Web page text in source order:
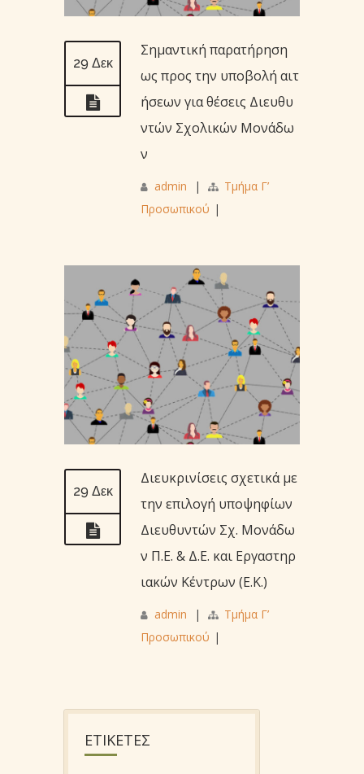
29 Δεκ
Σημαντική παρατήρηση
ως προς την υποβολή αιτ
ήσεων για θέσεις Διευθυ
ντών Σχολικών Μονάδω
ν
admin |
Τμήμα Γ’
Προσωπικού |
29 Δεκ
Διευκρινίσεις σχετικά με
την επιλογή υποψηφίων
Διευθυντών Σχ. Μονάδω
ν Π.Ε. & Δ.Ε. και Εργαστηρ
ιακών Κέντρων (Ε.Κ.)
admin |
Τμήμα Γ’
Προσωπικού |
ΕΤΙΚΕΤΕΣ